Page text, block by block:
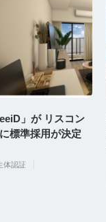
」が リスコン
標準採用が決定
体認証